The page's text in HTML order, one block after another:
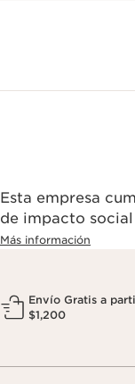
Esta empresa
de impacto
Más información
Envío Gratis a
$1,200